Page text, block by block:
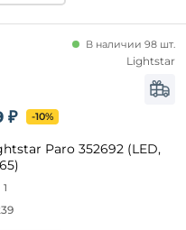
₽ -10%
Paro 352692 (LED,
1
В наличии 98 шт.
Lightstar